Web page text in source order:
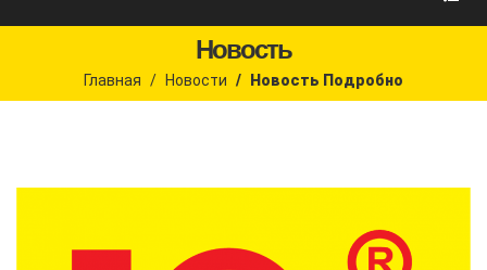
Новость
Главная Новости Новость Подробно